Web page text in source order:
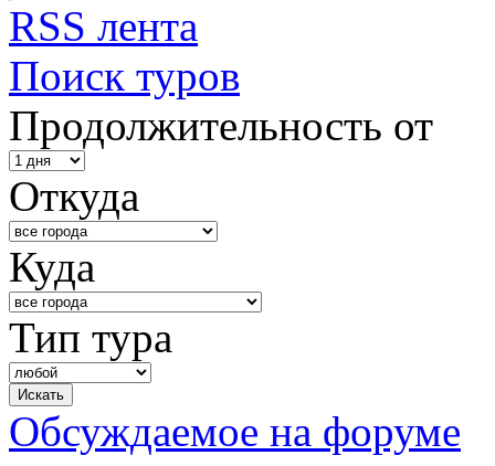
RSS лента
Поиск туров
Продолжительность от
Откуда
Куда
Тип тура
Обсуждаемое на форуме